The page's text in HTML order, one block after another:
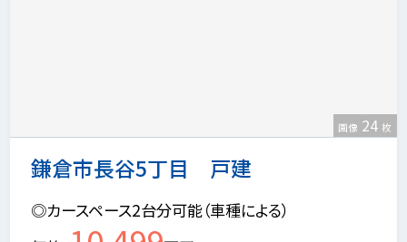
鎌倉市長谷5丁目 戸建
画像 24 枚
◎カースペース2台分可能（車種による）